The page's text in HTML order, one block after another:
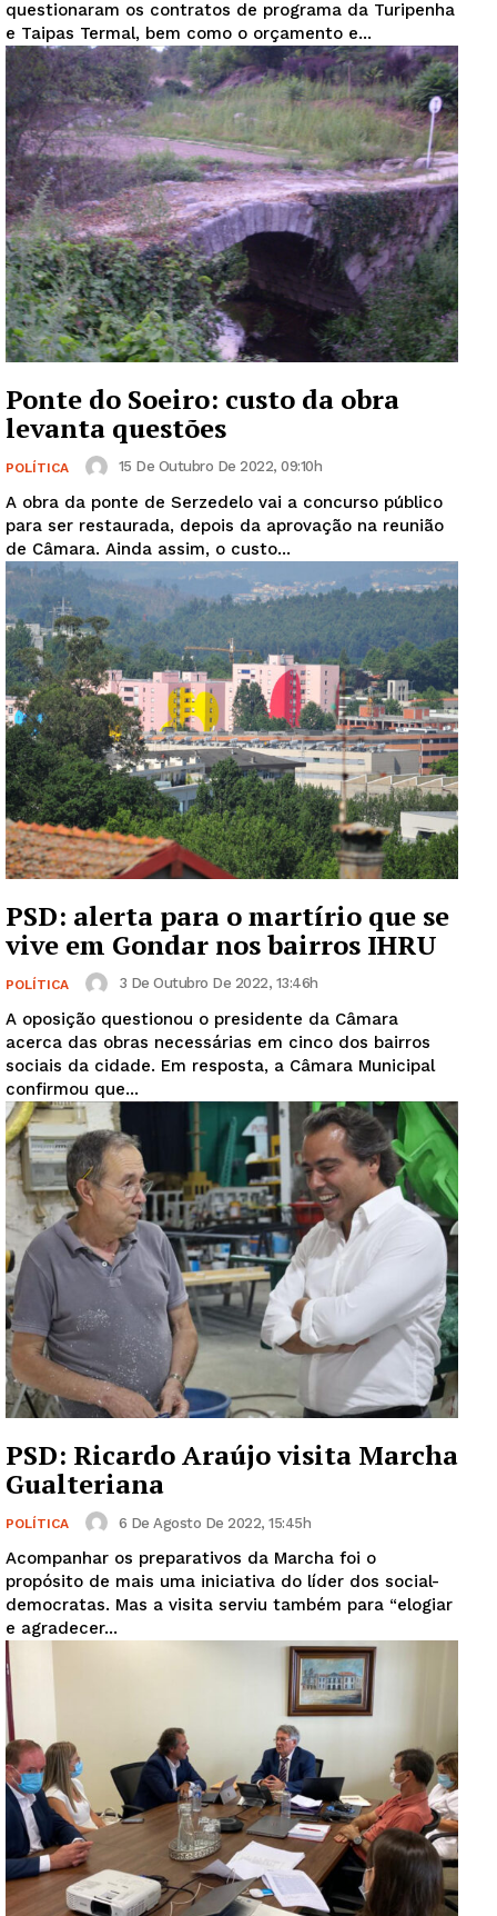
Guimarães, agora!
questionaram os contratos de programa da Turipenha
e Taipas Termal, bem como o orçamento e...
Ponte do Soeiro: custo da obra
levanta questões
POLÍTICA 15 De Outubro De 2022, 09:10h
A obra da ponte de Serzedelo vai a concurso público
para ser restaurada, depois da aprovação na reunião
de Câmara. Ainda assim, o custo...
PSD: alerta para o martírio que se
vive em Gondar nos bairros IHRU
POLÍTICA 3 De Outubro De 2022, 13:46h
A oposição questionou o presidente da Câmara
acerca das obras necessárias em cinco dos bairros
sociais da cidade. Em resposta, a Câmara Municipal
confirmou que...
PSD: Ricardo Araújo visita Marcha
Gualteriana
POLÍTICA 6 De Agosto De 2022, 15:45h
Acompanhar os preparativos da Marcha foi o
propósito de mais uma iniciativa do líder dos social-
democratas. Mas a visita serviu também para “elogiar
e agradecer...